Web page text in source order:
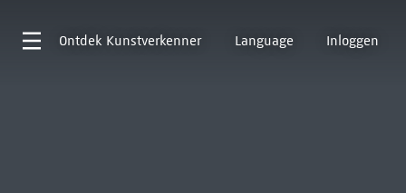
Ontdek Kunstverkenner Language Inloggen